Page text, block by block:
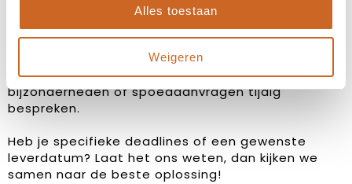
Alles toestaan
Weigeren
Bij ons staat klanttevredenheid centraal. Daarom
hanteren we geen vaste levertijden, maar
stemmen we deze altijd in overleg met jou af. Zo
zorgen we ervoor dat de planning aansluit op jouw
wensen en behoeften, en kunnen we eventuele
bijzonderheden of spoedaanvragen tijdig
bespreken.
Heb je specifieke deadlines of een gewenste
leverdatum? Laat het ons weten, dan kijken we
samen naar de beste oplossing!